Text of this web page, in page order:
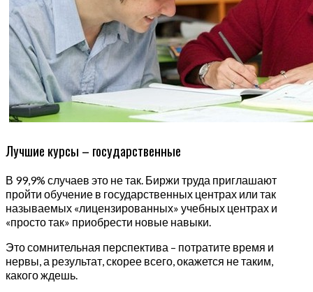
Лучшие курсы – государственные
В 99,9% случаев это не так. Биржи труда приглашают
пройти обучение в государственных центрах или так
называемых «лицензированных» учебных центрах и
«просто так» приобрести новые навыки.
Это сомнительная перспектива – потратите время и
нервы, а результат, скорее всего, окажется не таким,
какого ждешь.